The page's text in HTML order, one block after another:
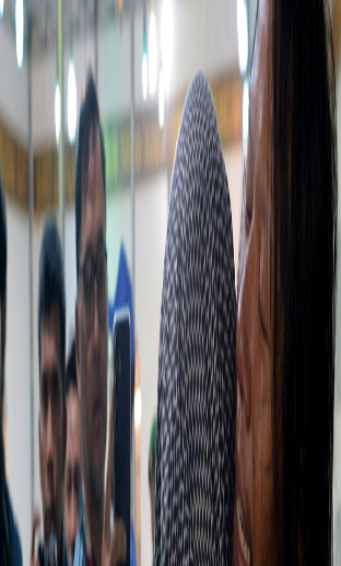
Sejarah
Lensa
Iqtishodia
Sastra
Literasi Umat